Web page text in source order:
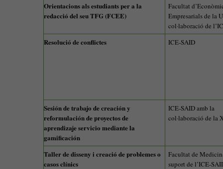
Orientacions als estudiants per a la
redacció del seu TFG (FCEE)
Facultat
Empresarials de la
col·laboració de
Resolució de conflictes ICE-SAID
Sesión de trabajo de creación y
reformulación de proyectos de
aprendizaje servicio mediante la
gamificación
ICE-SAID amb la
col·laboració de la
Taller de disseny i creació de problemes o
casos clínics
Facultat de
suport de l’ICE-